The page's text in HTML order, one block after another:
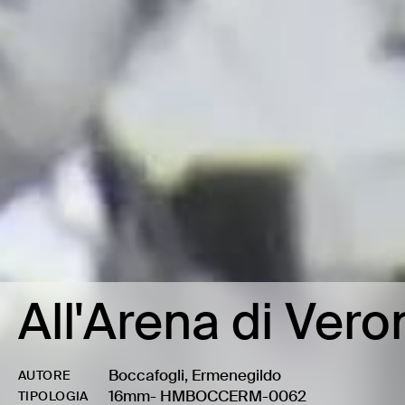
All'Arena di
AUTORE Boccafogli, Ermenegildo
TIPOLOGIA 16mm- HMBOCCERM-0062